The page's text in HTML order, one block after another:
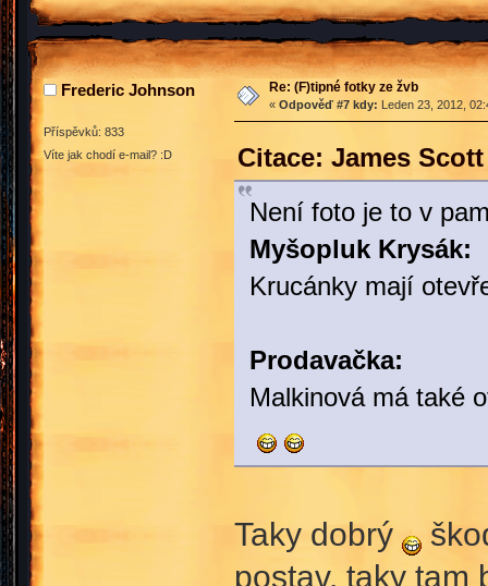
Frederic Johnson
Příspěvků: 833
Víte jak chodí e-mail? :D
Re: (F)tipné fotky ze žvb
« Odpověď #7 kdy: Leden 23, 2012,
Citace: James
Není foto je to v
Myšopluk Krysák:
Krucánky mají
Prodavačka:
Malkinová má také
Taky dobrý
postav, taky